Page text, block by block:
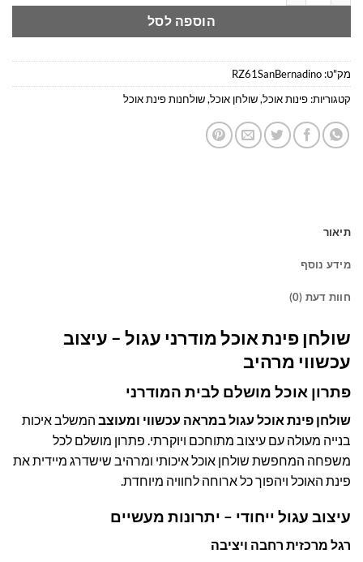
הוספה לסל
מק"ט: RZ61SanBernadino
קטגוריות: פינות אוכל,שולחן אוכל,שולחנות פינת אוכל
תיאור
מידע נוסף
חוות דעת (0)
שולחן פינת אוכל מודרני עגול – עיצוב
עכשווי מרהיב
פתרון אוכל מושלם לבית המודרני
שולחן פינת אוכל עגול במראה עכשווי ומעוצב המשלב איכות
בנייה מעולה עם עיצוב מתוחכם ויוקרתי. פתרון מושלם לכל
משפחה המחפשת שולחן אוכל איכותי ומרהיב שישדרג מיידית את
פינת האוכל ויהפוך כל ארוחה לחוויה מיוחדת.
עיצוב עגול ייחודי – יתרונות מעשיים
רגל מרכזית רחבה ויציבה